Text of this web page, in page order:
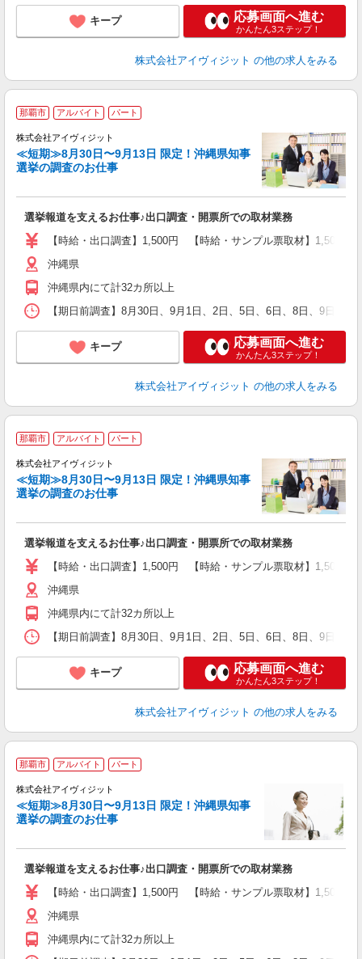
キープ 応募画面へ進む
かんたん3ステップ！
株式会社アイヴィジット の他の求人をみる
那覇市 アルバイト パート
株式会社アイヴィジット
≪短期≫8月30日〜9月13日 限定！沖縄県知事
選挙の調査のお仕事
選挙報道を支えるお仕事♪出口調査・開票所での取材業務
【時給・出口調査】1,500円 【時給・サンプル票取材】1,500
沖縄県
沖縄県内にて計32カ所以上
【期日前調査】8月30日、9月1日、2日、5日、6日、8日、9日
キープ 応募画面へ進む
かんたん3ステップ！
株式会社アイヴィジット の他の求人をみる
那覇市 アルバイト パート
株式会社アイヴィジット
≪短期≫8月30日〜9月13日 限定！沖縄県知事
選挙の調査のお仕事
選挙報道を支えるお仕事♪出口調査・開票所での取材業務
【時給・出口調査】1,500円 【時給・サンプル票取材】1,500
沖縄県
沖縄県内にて計32カ所以上
【期日前調査】8月30日、9月1日、2日、5日、6日、8日、9日
キープ 応募画面へ進む
かんたん3ステップ！
株式会社アイヴィジット の他の求人をみる
那覇市 アルバイト パート
株式会社アイヴィジット
≪短期≫8月30日〜9月13日 限定！沖縄県知事
選挙の調査のお仕事
選挙報道を支えるお仕事♪出口調査・開票所での取材業務
【時給・出口調査】1,500円 【時給・サンプル票取材】1,500
沖縄県
沖縄県内にて計32カ所以上